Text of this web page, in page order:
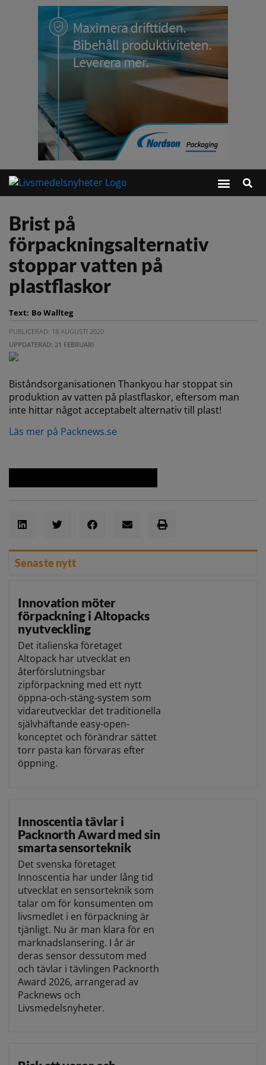
Brist på
förpackningsalternativ
stoppar vatten på
plastflaskor
Text: Bo Wallteg
PUBLICERAD: 18 AUGUSTI 2020
UPPDATERAD: 21 FEBRUARI
Biståndsorganisationen Thankyou har stoppat sin
produktion av vatten på plastflaskor, eftersom man
inte hittar något acceptabelt alternativ till plast!
Läs mer på Packnews.se
Senaste nytt
Innovation möter
förpackning i Altopacks
nyutveckling
Det italienska företaget
Altopack har utvecklat en
återförslutningsbar
zipförpackning med ett nytt
öppna-och-stäng-system som
vidareutvecklar det traditionella
självhäftande easy-open-
konceptet och förändrar sättet
torr pasta kan förvaras efter
öppning.
Innoscentia tävlar i
Packnorth Award med sin
smarta sensorteknik
Det svenska företaget
Innoscentia har under lång tid
utvecklat en sensorteknik som
talar om för konsumenten om
livsmedlet i en förpackning är
tjänligt. Nu är man klara för en
marknadslansering. I år är
deras sensor dessutom med
och tävlar i tävlingen Packnorth
Award 2026, arrangerad av
Packnews och
Livsmedelsnyheter.